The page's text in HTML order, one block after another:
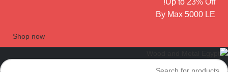
Up to 23% Off!
By Max 5000 LE
Shop now